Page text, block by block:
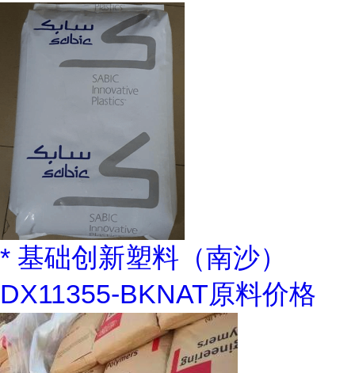
* 基础创新塑料（南沙）
DX11355-BKNAT原料价格